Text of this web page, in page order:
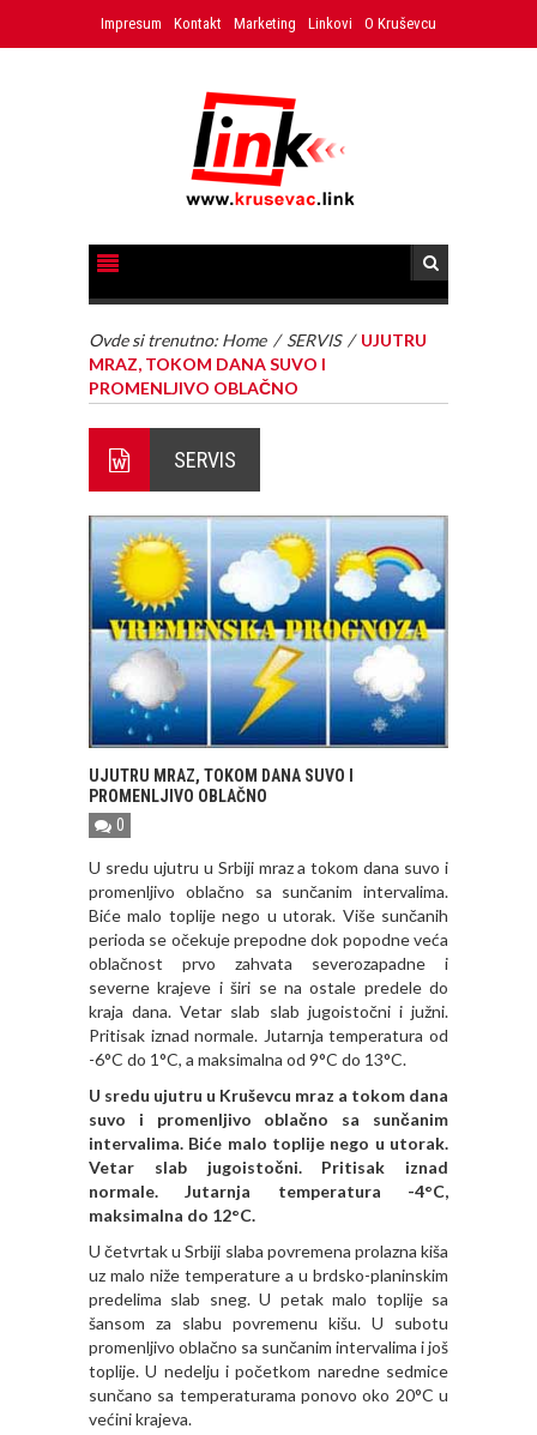
Impresum Kontakt Marketing Linkovi O Kruševcu
Ovde si trenutno: Home / SERVIS / UJUTRU
MRAZ, TOKOM DANA SUVO I
PROMENLJIVO OBLAČNO
SERVIS
UJUTRU MRAZ, TOKOM DANA SUVO I
PROMENLJIVO OBLAČNO
0
U sredu ujutru u Srbiji mraz a tokom dana suvo i
promenljivo oblačno sa sunčanim intervalima.
Biće malo toplije nego u utorak. Više sunčanih
perioda se očekuje prepodne dok popodne veća
oblačnost prvo zahvata severozapadne i
severne krajeve i širi se na ostale predele do
kraja dana. Vetar slab slab jugoistočni i južni.
Pritisak iznad normale. Jutarnja temperatura od
-6°C do 1°C, a maksimalna od 9°C do 13°C.
U sredu ujutru u Kruševcu mraz a tokom dana
suvo i promenljivo oblačno sa sunčanim
intervalima. Biće malo toplije nego u utorak.
Vetar slab jugoistočni. Pritisak iznad
normale. Jutarnja temperatura -4°C,
maksimalna do 12°C.
U četvrtak u Srbiji slaba povremena prolazna kiša
uz malo niže temperature a u brdsko-planinskim
predelima slab sneg. U petak malo toplije sa
šansom za slabu povremenu kišu. U subotu
promenljivo oblačno sa sunčanim intervalima i još
toplije. U nedelju i početkom naredne sedmice
sunčano sa temperaturama ponovo oko 20°C u
većini krajeva.